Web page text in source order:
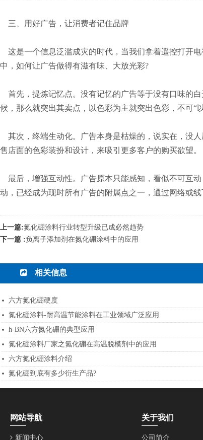
三、用好广告，让消费者记住品牌
这是一个信息泛滥成灾的时代，当我们拿着遥控打开
中，如何让广告做得有滋有味、大放光彩?
首先，提炼记忆点。没有记忆的广告等于没有口味的
候，那么就突出其卖点，以色彩为主就突出色彩，不可“
其次，终端生动化。广告本身是枯燥的，说实在，没
售店面的色彩装扮和设计，来吸引更多客户的购买欲望。
最后，增强互动性。广告原本只能感知，看似不可互
动，已经成为现时所有广告的附属点之一，通过网络或
上一篇:氮化硼涂料行业转型升级已成必然趋势
下一篇 :负离子添加剂在氮化硼涂料中的应用
相关信息
六方氮化硼硬度
氮化硼涂料-耐高温节能涂料在工业领域广泛应用
h-BN六方氮化硼的典型应用
氮化硼涂料厂家之氮化硼在高温脱模剂中的应用
六方氮化硼涂料介绍
氮化硼到底有多少衍生产品?
网站导航
新闻中心
关于我们
公司简介